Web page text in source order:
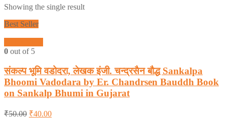
Showing the single result
Best Seller
0 out of 5
संकल्प भूमि वडोदरा, लेखक इंजी. चन्द्रसैन बौद्ध Sankalpa
Bhoomi Vadodara by Er. Chandrsen Bauddh Book
on Sankalp Bhumi in Gujarat
₹50.00 ₹40.00